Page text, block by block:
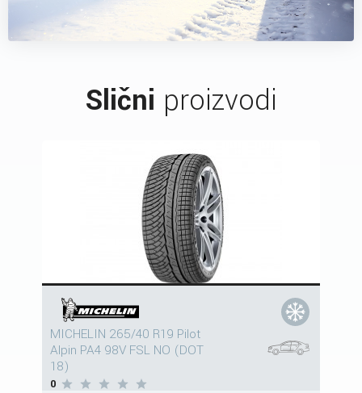
Slični proizvodi
MICHELIN 265/40 R19 Pilot
Alpin PA4 98V FSL NO (DOT
18)
0